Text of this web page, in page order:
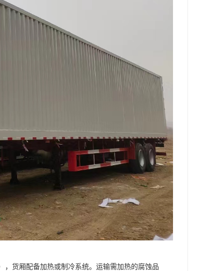
货厢配备加热或制冷系统。运输需加热的腐蚀品